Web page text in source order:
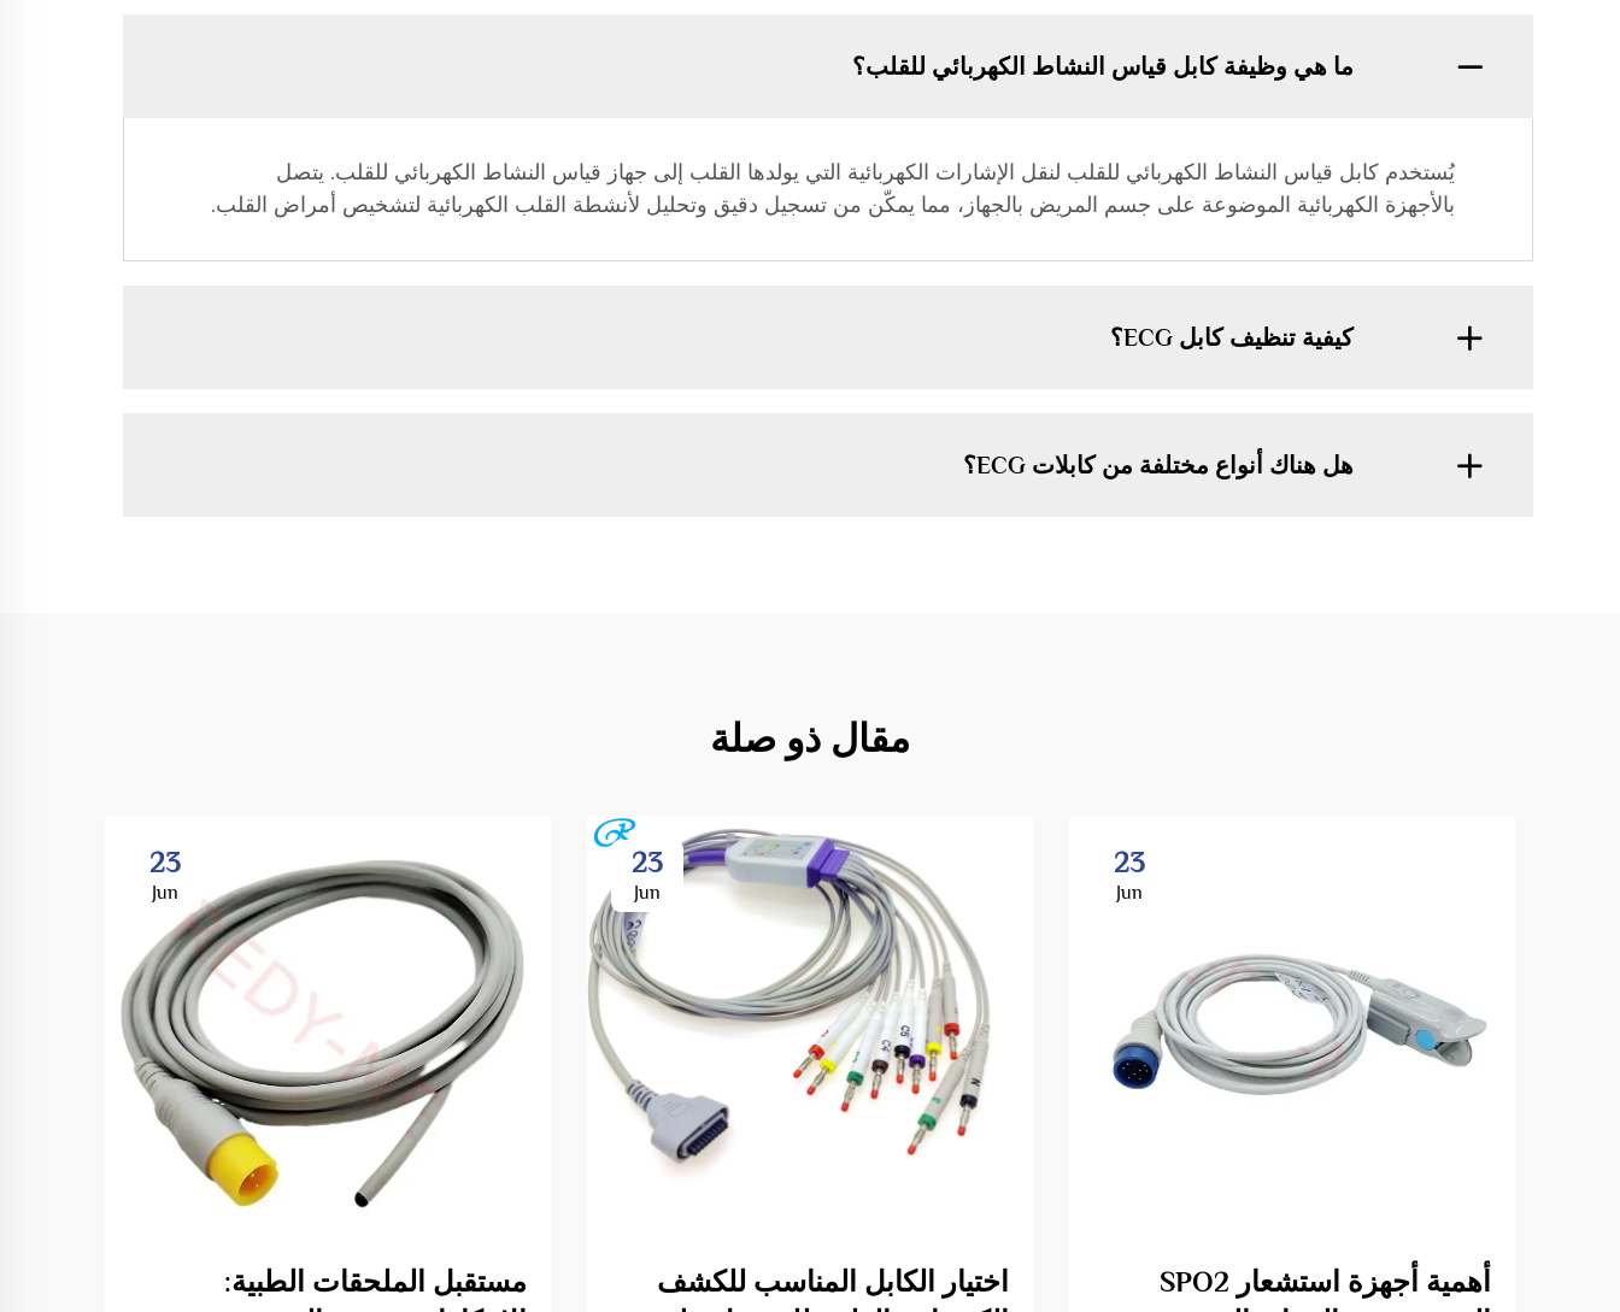
ما هي وظيفة كابل قياس النشاط الكهربائي للقلب؟
يُستخدم كابل قياس النشاط الكهربائي للقلب لنقل الإشارات الكهربائية التي يولدها القلب إلى جهاز قياس النشاط الكهربائي للقلب. يتصل
بالأجهزة الكهربائية الموضوعة على جسم المريض بالجهاز، مما يمكّن من تسجيل دقيق وتحليل لأنشطة القلب الكهربائية لتشخيص أمراض القلب.
كيفية تنظيف كابل ECG؟
هل هناك أنواع مختلفة من كابلات ECG؟
مقال ذو صلة
23
Jun
أهمية أجهزة استشعار SPO2
23
Jun
اختيار الكابل المناسب للكشف
23
Jun
مستقبل الملحقات الطبية: